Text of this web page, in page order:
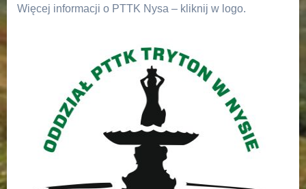
Więcej informacji o PTTK Nysa – kliknij w logo.